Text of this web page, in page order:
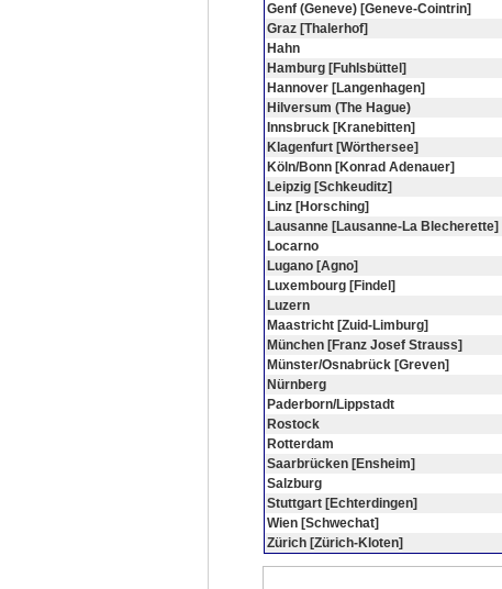
Genf (Geneve) [Geneve-Cointrin]
Graz [Thalerhof]
Hahn
Hamburg [Fuhlsbüttel]
Hannover [Langenhagen]
Hilversum (The Hague)
Innsbruck [Kranebitten]
Klagenfurt [Wörthersee]
Köln/Bonn [Konrad Adenauer]
Leipzig [Schkeuditz]
Linz [Horsching]
Lausanne [Lausanne-La Blecherette]
Locarno
Lugano [Agno]
Luxembourg [Findel]
Luzern
Maastricht [Zuid-Limburg]
München [Franz Josef Strauss]
Münster/Osnabrück [Greven]
Nürnberg
Paderborn/Lippstadt
Rostock
Rotterdam
Saarbrücken [Ensheim]
Salzburg
Stuttgart [Echterdingen]
Wien [Schwechat]
Zürich [Zürich-Kloten]